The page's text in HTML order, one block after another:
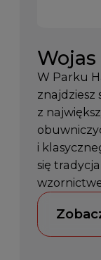
Wojas
W Parku
znajdziesz
z
i
się